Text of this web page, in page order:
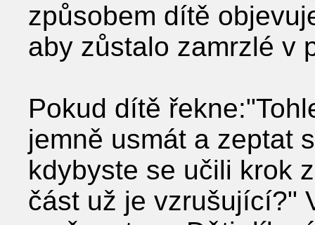
způsobem dítě
aby zůstalo zamrzlé v
Pokud dítě
jemně usmát a zeptat
kdybyste se učili krok
část už je vzrušující?"